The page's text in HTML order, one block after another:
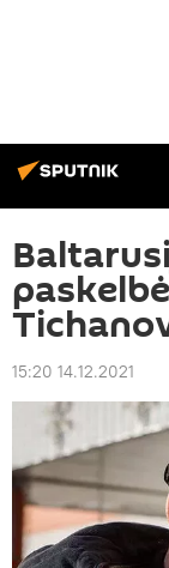
15:20 14.12.2021